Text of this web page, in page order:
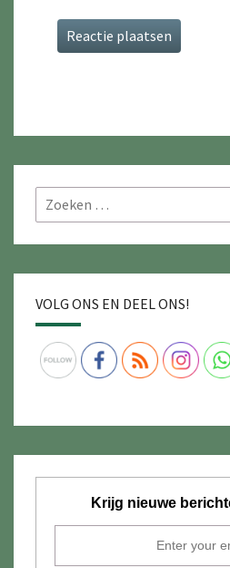
Zoeken
naar:
VOLG ONS EN DEEL ONS!
Krijg nieuwe